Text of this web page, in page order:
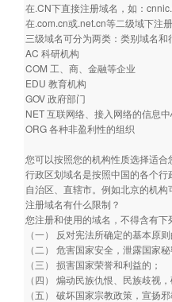
在.CN下直接注册域名，如：
在.com.cn或.net.cn等二级域下注
三级域名可分为两类：类别域名
AC 科研机构
COM 工、商、金融等企业
EDU 教育机构
GOV 政府部门
NET 互联网络、接入网络的信息
ORG 各种非盈利性的组织
您可以按照您的机构性质选择适合
行政区划域名是按照中国的各个
自治区、直辖市。例如北京的机构
注册域名有什么限制？
您注册和使用的域名，不得含有下
（一） 反对宪法所确定的基本原则
（二） 危害国家安全，泄露国家
（三） 损害国家荣誉和利益的；
（四） 煽动民族仇恨、民族歧视
（五） 破坏国家宗教政策，宣扬